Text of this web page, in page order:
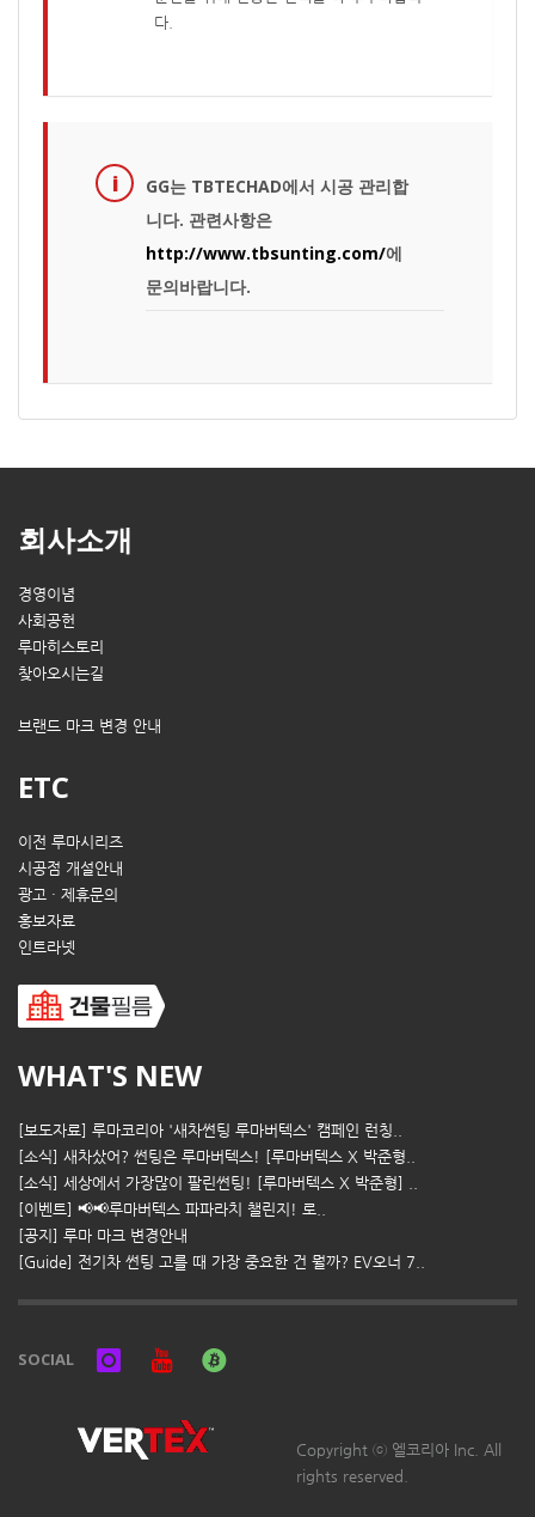
다.
GG는 TBTECHAD에서 시공 관리합
니다. 관련사항은
http://www.tbsunting.com/에
문의바랍니다.
회사소개
경영이념
사회공헌
루마히스토리
찾아오시는길
브랜드 마크 변경 안내
ETC
이전 루마시리즈
시공점 개설안내
광고 · 제휴문의
홍보자료
인트라넷
WHAT'S NEW
[보도자료] 루마코리아 '새차썬팅 루마버텍스' 캠페인 런칭..
[소식] 새차샀어? 썬팅은 루마버텍스! [루마버텍스 X 박준형..
[소식] 세상에서 가장많이 팔린썬팅! [루마버텍스 X 박준형] ..
[이벤트] 📢📢루마버텍스 파파라치 챌린지! 로..
[공지] 루마 마크 변경안내
[Guide] 전기차 썬팅 고를 때 가장 중요한 건 뭘까? EV오너 7..
SOCIAL
Copyright ⓒ 엘코리아 Inc. All
rights reserved.